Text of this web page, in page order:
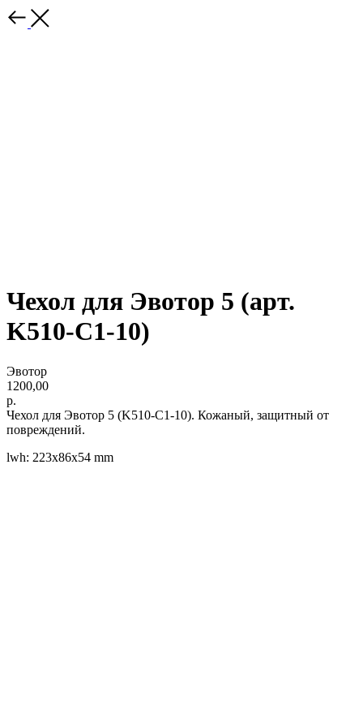
Чехол для Эвотор 5 (арт.
K510-C1-10)
Эвотор
1200,00
р.
Чехол для Эвотор 5 (K510-C1-10). Кожаный, защитный от
повреждений.
lwh: 223x86x54 mm